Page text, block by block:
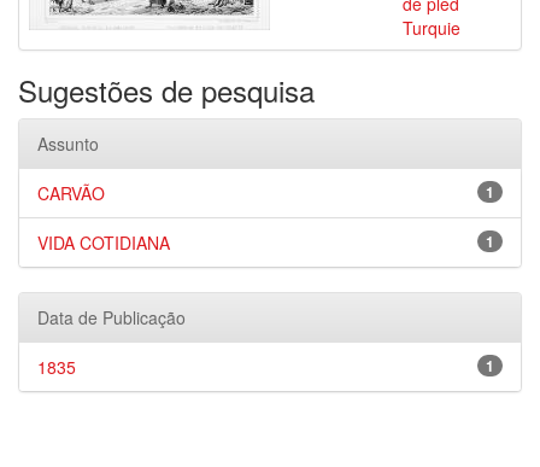
Turquie
Sugestões de pesquisa
Assunto
1
CARVÃO
1
VIDA COTIDIANA
Data de Publicação
1
1835